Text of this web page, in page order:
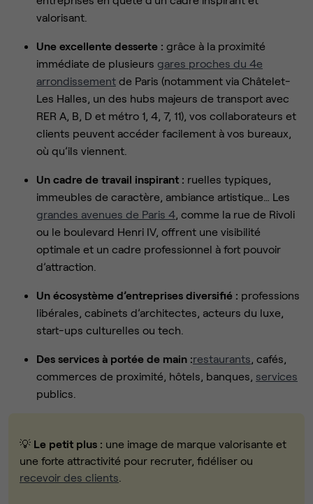
valorisant.
Une excellente desserte : grâce à la proximité
immédiate de plusieurs gares proches du 4e
arrondissement de Paris (notamment via Châtelet-
Les Halles, un des hubs majeurs de transport avec
RER A, B, D et métro 1, 4, 7, 11), vos collaborateurs et
clients peuvent accéder facilement à vos bureaux,
où qu’ils viennent.
Un cadre de travail inspirant : ruelles typiques,
immeubles de caractère, ambiance artistique… Les
grandes avenues de Paris 4 , comme la rue de Rivoli
ou le boulevard Henri IV, offrent une visibilité
optimale et un cadre professionnel à fort pouvoir
d’attraction.
Un écosystème d’entreprises diversifié : professions
libérales, cabinets d’architectes, acteurs du luxe,
start-ups culturelles ou tech.
Des services à portée de main :restaurants , cafés,
commerces de proximité, hôtels, banques, services
publics.
💡 Le petit plus : une image de marque valorisante et
une forte attractivité pour recruter, fidéliser ou
recevoir des clients